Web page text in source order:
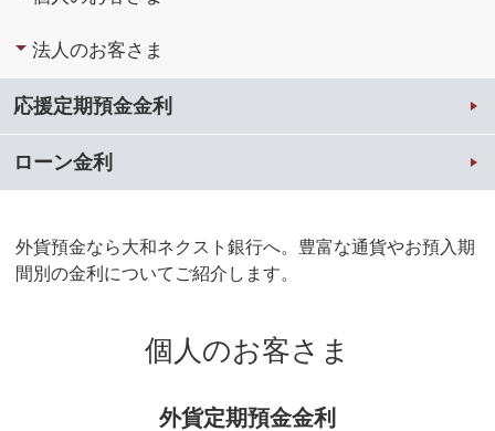
法人のお客さま
応援定期預金金利
ローン金利
外貨預金なら大和ネクスト銀行へ。豊富な通貨やお預入期
間別の金利についてご紹介します。
個人のお客さま
外貨定期預金金利